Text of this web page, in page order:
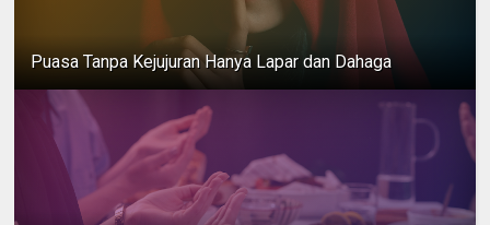
Puasa Tanpa Kejujuran Hanya Lapar dan Dahaga